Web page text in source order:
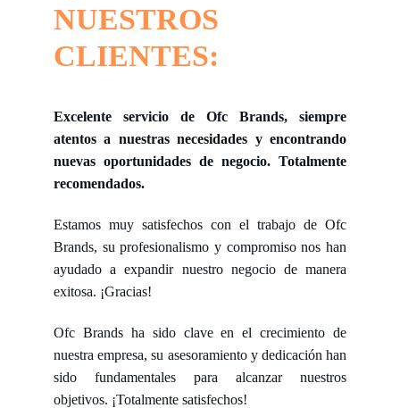
Excelente servicio de Ofc Brands, siempre
atentos a nuestras necesidades y encontrando
nuevas oportunidades de negocio. Totalmente
recomendados.
NUESTROS
CLIENTES:
Estamos muy satisfechos con el trabajo de Ofc
Brands, su profesionalismo y compromiso nos han
ayudado a expandir nuestro negocio de manera
exitosa. ¡Gracias!
Ofc Brands ha sido clave en el crecimiento de
nuestra empresa, su asesoramiento y dedicación han
sido fundamentales para alcanzar nuestros
objetivos. ¡Totalmente satisfechos!